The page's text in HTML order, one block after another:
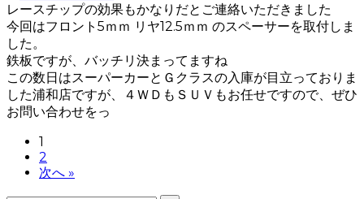
レースチップの効果もかなりだとご連絡いただきました
今回はフロント5ｍｍ リヤ12.5ｍｍ のスペーサーを取付しま
した。
鉄板ですが、バッチリ決まってますね
この数日はスーパーカーとＧクラスの入庫が目立っておりま
した浦和店ですが、４ＷＤもＳＵＶもお任せですので、ぜひ
お問い合わせをっ
1
2
次へ »